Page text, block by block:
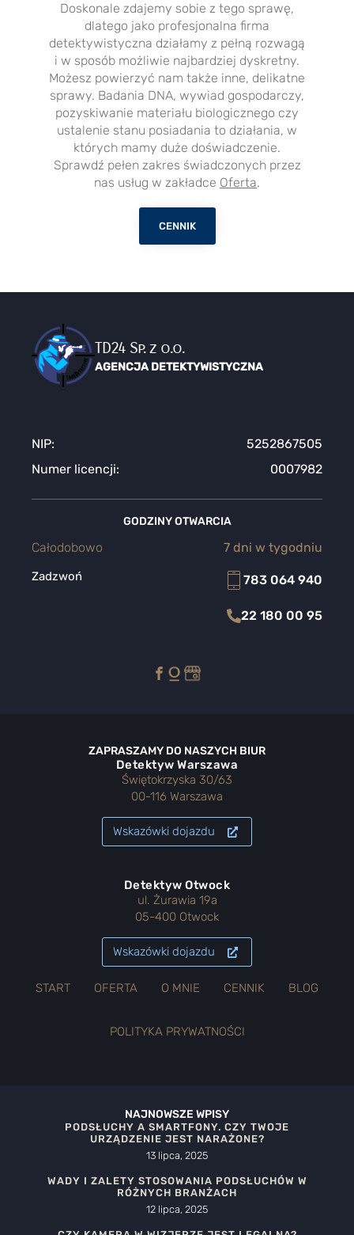
Doskonale zdajemy sobie z tego sprawę,
dlatego jako profesjonalna firma
detektywistyczna działamy z pełną rozwagą
i w sposób możliwie najbardziej dyskretny.
Możesz powierzyć nam także inne, delikatne
sprawy. Badania DNA, wywiad gospodarczy,
pozyskiwanie materiału biologicznego czy
ustalenie stanu posiadania to działania, w
których mamy duże doświadczenie.
Sprawdź pełen zakres świadczonych przez
nas usług w zakładce Oferta.
CENNIK
TD24 Sp. z o.o.
AGENCJA DETEKTYWISTYCZNA
NIP:
5252867505
Numer licencji:
0007982
GODZINY OTWARCIA
Całodobowo 7 dni w tygodniu
Zadzwoń 783 064 940
22 180 00 95
ZAPRASZAMY DO NASZYCH BIUR
Detektyw Warszawa
Świętokrzyska 30/63
00-116 Warszawa
Wskazówki dojazdu
Detektyw Otwock
ul. Żurawia 19a
05-400 Otwock
Wskazówki dojazdu
START OFERTA O MNIE CENNIK BLOG
POLITYKA PRYWATNOŚCI
NAJNOWSZE WPISY
PODSŁUCHY A SMARTFONY. CZY TWOJE
URZĄDZENIE JEST NARAŻONE?
13 lipca, 2025
WADY I ZALETY STOSOWANIA PODSŁUCHÓW W
RÓŻNYCH BRANŻACH
12 lipca, 2025